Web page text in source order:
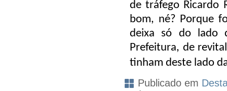
de tráfego Ricardo
bom, né? Porque
deixa só do lado
Prefeitura, de
tinham deste lado
Publicado em